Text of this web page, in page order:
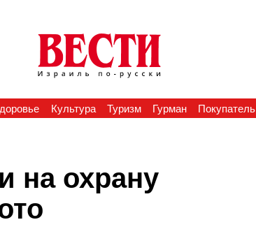
Культура Туризм Гурман Покупатель
на охрану